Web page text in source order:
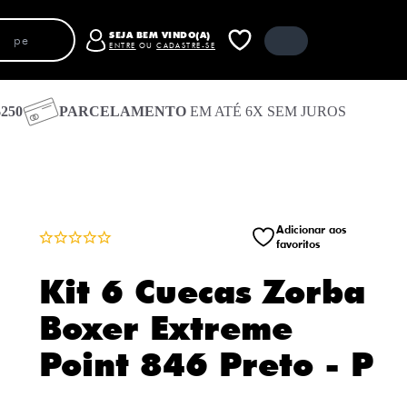
SEJA BEM VINDO(A)
ENTRE OUCADASTRE-SE
Seu carrinho está vazio
PARCELAMENTO EM ATÉ 6X SEM JUROS
Adicionar aos
favoritos
Kit 6 Cuecas Zorba
Boxer Extreme
Point 846 Preto - P